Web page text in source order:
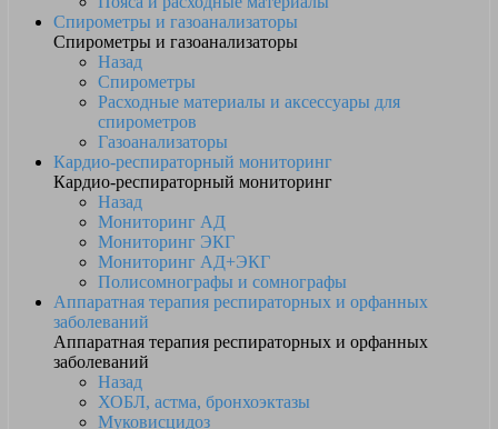
Спирометры и газоанализаторы
Спирометры и газоанализаторы
Назад
Спирометры
Расходные материалы и аксессуары для
спирометров
Газоанализаторы
Кардио-респираторный мониторинг
Кардио-респираторный мониторинг
Назад
Мониторинг АД
Мониторинг ЭКГ
Мониторинг АД+ЭКГ
Полисомнографы и сомнографы
Аппаратная терапия респираторных и орфанных
заболеваний
Аппаратная терапия респираторных и орфанных
заболеваний
Назад
ХОБЛ, астма, бронхоэктазы
Муковисцидоз